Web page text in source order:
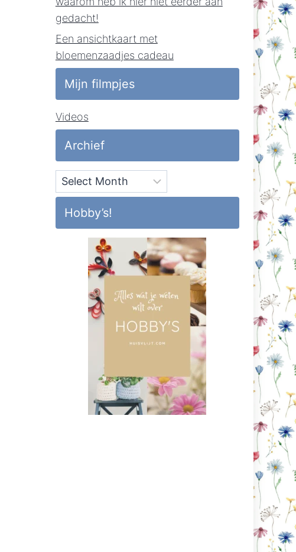
gedacht!
Een ansichtkaart met
bloemenzaadjes cadeau
Mijn filmpjes
Videos
Archief
Archief
Hobby’s!